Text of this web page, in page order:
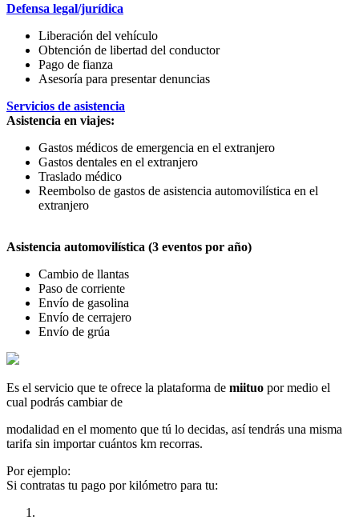
Defensa legal/jurídica
Liberación del vehículo
Obtención de libertad del conductor
Pago de fianza
Asesoría para presentar denuncias
Servicios de asistencia
Asistencia en viajes:
Gastos médicos de emergencia en el extranjero
Gastos dentales en el extranjero
Traslado médico
Reembolso de gastos de asistencia automovilística en el
extranjero
Asistencia automovilística (3 eventos por año)
Cambio de llantas
Paso de corriente
Envío de gasolina
Envío de cerrajero
Envío de grúa
Es el servicio que te ofrece la plataforma de miituo por medio el
cual podrás cambiar de
modalidad en el momento que tú lo decidas, así tendrás una misma
tarifa sin importar cuántos km recorras.
Por ejemplo:
Si contratas tu pago por kilómetro para tu: